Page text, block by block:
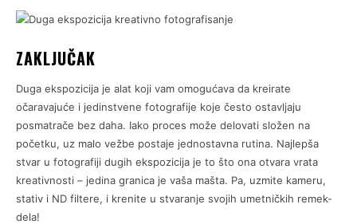
ZAKLJUČAK
Duga ekspozicija je alat koji vam omogućava da kreirate
očaravajuće i jedinstvene fotografije koje često ostavljaju
posmatrače bez daha. Iako proces može delovati složen na
početku, uz malo vežbe postaje jednostavna rutina. Najlepša
stvar u fotografiji dugih ekspozicija je to što ona otvara vrata
kreativnosti – jedina granica je vaša mašta. Pa, uzmite kameru,
stativ i ND filtere, i krenite u stvaranje svojih umetničkih remek-
dela!